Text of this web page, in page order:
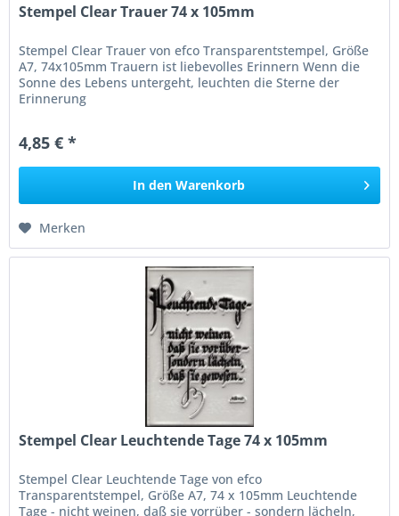
Stempel Clear Trauer 74 x 105mm
Stempel Clear Trauer von efco Transparentstempel, Größe
A7, 74x105mm Trauern ist liebevolles Erinnern Wenn die
Sonne des Lebens untergeht, leuchten die Sterne der
Erinnerung
4,85 € *
In den Warenkorb
Merken
Stempel Clear Leuchtende Tage 74 x 105mm
Stempel Clear Leuchtende Tage von efco
Transparentstempel, Größe A7, 74 x 105mm Leuchtende
Tage - nicht weinen, daß sie vorrüber - sondern lächeln,